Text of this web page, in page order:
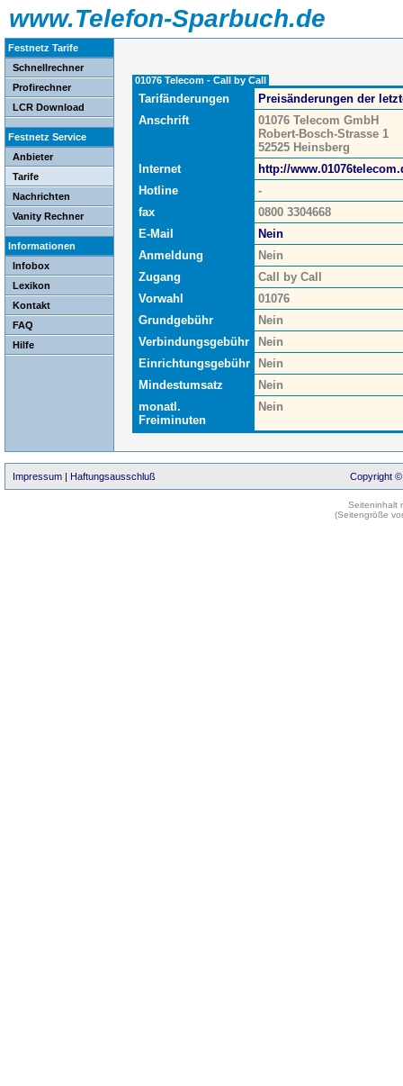
www.Telefon-Sparbuch.de
Festnetz Tarife
Schnellrechner
Profirechner
LCR Download
Festnetz Service
Anbieter
Tarife
Nachrichten
Vanity Rechner
Informationen
Infobox
Lexikon
Kontakt
FAQ
Hilfe
01076 Telecom - Call by Call
Tarifänderungen
Preisänderungen der
Anschrift
01076 Telecom GmbH
Robert-Bosch-Strasse 1
52525 Heinsberg
Internet
http://
Hotline
-
fax
0800 3304668
E-Mail
Nein
Anmeldung
Nein
Zugang
Call by Call
Vorwahl
01076
Grundgebühr
Nein
Verbindungsgebühr
Nein
Einrichtungsgebühr
Nein
Mindestumsatz
Nein
monatl.
Freiminuten
Nein
Impressum | Haftungsausschluß Copyright ©
Seiteninhalt
(Seitengröße